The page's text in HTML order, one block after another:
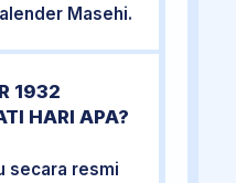
Masehi.
1932
HARI APA?
secara resmi